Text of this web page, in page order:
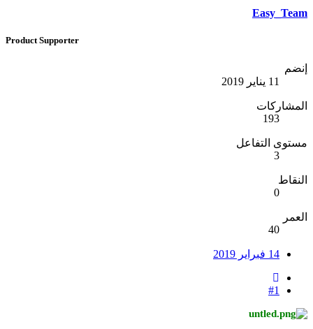
Easy_Team
Product Supporter
إنضم
11 يناير 2019
المشاركات
193
مستوى التفاعل
3
النقاط
0
العمر
40
14 فبراير 2019
#1